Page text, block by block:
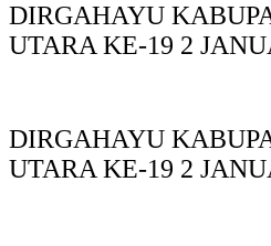
DIRGAHAYU
UTARA KE-19 2
DIRGAHAYU
UTARA KE-19 2